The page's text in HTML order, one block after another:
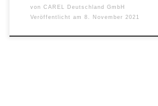
von CAREL Deutschland GmbH
Veröffentlicht am 8. November 2021